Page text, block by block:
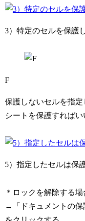
3）特定のセルを保護
F
保護しないセルを指定
シートを保護すればい
5）指定したセルは保
＊ロックを解除する場
→「ドキュメントの保